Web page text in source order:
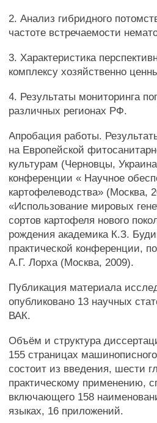
2. Анализ гибридного
частоте встречаемости
3. Характеристика
комплексу хозяйственно
4. Результаты мониторинга
различных регионах РФ.
Апробация работы.
на Европейской
культурам (Черновцы,
конференции « Научное
картофелеводства» (Москва,
«Использование мировых
сортов картофеля нового
рождения академика К.З.
практической конференции,
А.Г. Лорха (Москва, 2009).
Публикация материала
опубликовано 13 научных
ВАК.
Объём и структура
155 страницах
состоит из введения, шести
практическому применению,
включающего 158
языках, 16 приложений.